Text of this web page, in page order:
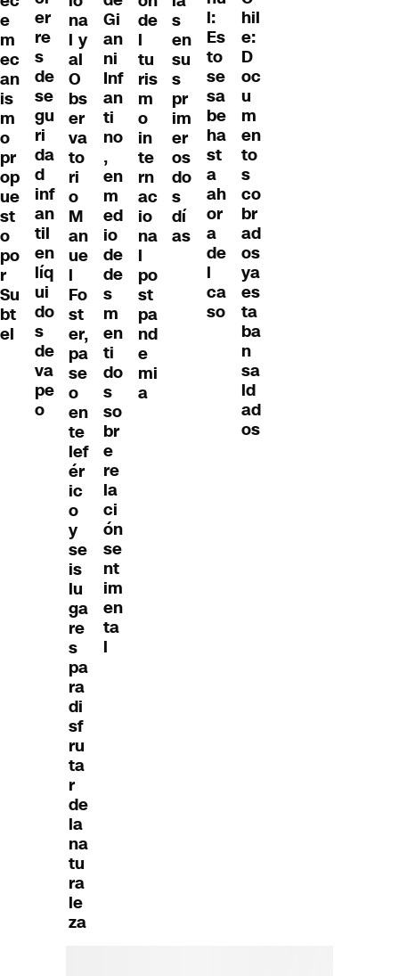
e
m
ec
an
is
m
o
pr
op
ue
st
o
po
r
Su
bt
el
er
re
s
de
se
gu
ri
da
d
inf
an
til
en
líq
ui
do
s
de
va
pe
o
na
l y
al
O
bs
er
va
to
ri
o
M
an
ue
l
Fo
st
er,
pa
se
o
en
te
lef
ér
ic
o
y
se
is
lu
ga
re
s
pa
ra
di
sf
ru
ta
r
de
la
na
tu
ra
le
za
Gi
an
ni
Inf
an
ti
no
,
en
m
ed
io
de
de
s
m
en
ti
do
s
so
br
e
re
la
ci
ón
se
nt
im
en
ta
l
de
l
tu
ris
m
o
in
te
rn
ac
io
na
l
po
st
pa
nd
e
mi
a
s
en
su
s
pr
im
er
os
do
s
dí
as
l:
Es
to
se
sa
be
ha
st
a
ah
or
a
de
l
ca
so
hil
e:
D
oc
u
m
en
to
s
co
br
ad
os
ya
es
ta
ba
n
sa
ld
ad
os